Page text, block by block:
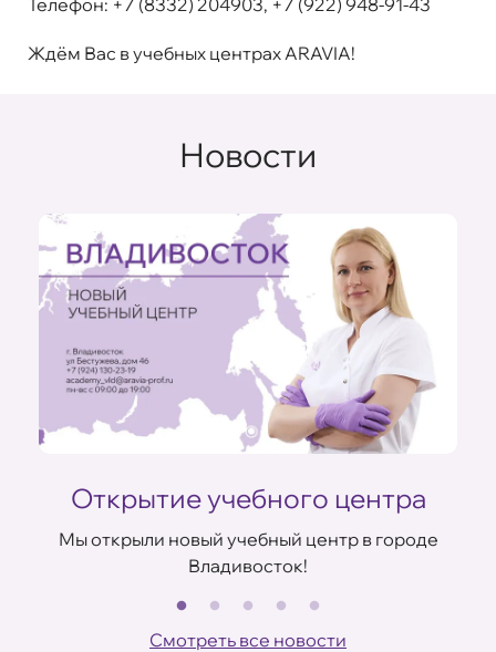
Ждём Вас в учебных центрах ARAVIA!
Новости
Открытие учебного центра
Мы открыли новый учебный центр в городе
Владивосток!
Смотреть все новости